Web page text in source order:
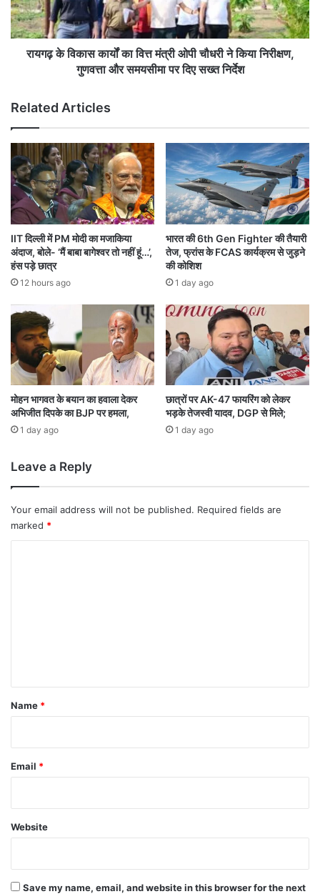
चे
ता
व
जा
एं
गे
न
क्स
ली
का
स
का
मं
त्री
ओ
पी
चौ
ध
री
ने
कि
या
नि
री
ण
,
ण
व
त्ता
औ
र
स
सी
मा
दि
रायगढ़ के विकास कार्यों का वित्त मंत्री ओपी चौधरी ने किया निरीक्षण,
गुणवत्ता और समयसीमा पर दिए सख्त निर्देश
Related Articles
IIT दिल्ली में PM मोदी का मजाकिया
अंदाज, बोले- ‘मैं बाबा बागेश्वर तो नहीं हूं…’,
हंस पड़े छात्र
12 hours ago
भारत की 6th Gen Fighter की तैयारी
तेज, फ्रांस के FCAS कार्यक्रम से जुड़ने
की कोशिश
1 day ago
मोहन भागवत के बयान का हवाला देकर
अभिजीत दिपके का BJP पर हमला,
1 day ago
छात्रों पर AK-47 फायरिंग को लेकर
भड़के तेजस्वी यादव, DGP से मिले;
1 day ago
Leave a Reply
Your email address will not be published. Required fields are
marked *
*
Name *
Email *
Website
Save my name, email, and website in this browser for the next